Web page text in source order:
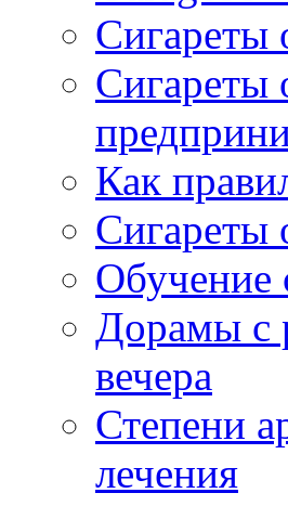
Сигареты
Сигареты
Как
Сигареты
Обучение
Дорамы с
вечера
Степени
лечения